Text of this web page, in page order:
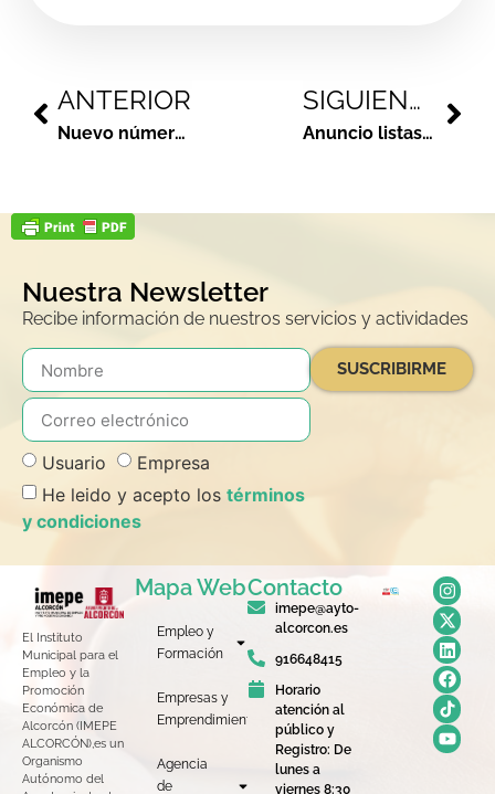
ANTERIOR
Nuevo número de la revista «Alcorcón Cultura gastronómica».
SIGUIENTE
Anuncio listas definitivas de los procesos de selección programa Activación Profesional de personas desempleadas
Nuestra Newsletter
Recibe información de nuestros servicios y actividades
Usuario
Empresa
He leido y acepto los términos
y condiciones
SUSCRIBIRME
El Instituto
Municipal para el
Empleo y la
Promoción
Económica de
Alcorcón (IMEPE
ALCORCÓN),es un
Organismo
Autónomo del
Mapa Web
Empleo y
Formación
Empresas y
Emprendimiento
Agencia
de
Contacto
imepe@ayto-
alcorcon.es
916648415
Horario
atención al
público y
Registro: De
lunes a
viernes 8:30